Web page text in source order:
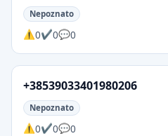
Nepoznato
0 0 0
+38539033401980206
Nepoznato
0 0 0